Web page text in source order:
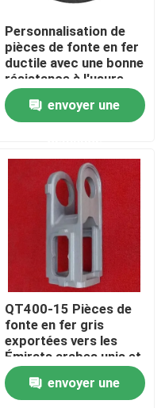
Personnalisation de
pièces de fonte en fer
ductile avec une bonne
résistance à l'usure
envoyer une
QT400-15 Pièces de
fonte en fer gris
exportées vers les
Émirats arabes unis et
efficacité
envoyer une